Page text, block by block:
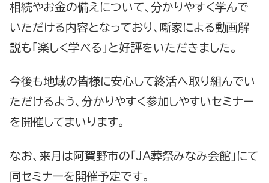
相続やお金の備えについて、分かりやすく学んで
いただける内容となっており、噺家による動画解
説も「楽しく学べる」と好評をいただきました。
今後も地域の皆様に安心して終活へ取り組んでい
ただけるよう、分かりやすく参加しやすいセミナー
を開催してまいります。
なお、来月は阿賀野市の「JA葬祭みなみ会館」にて
同セミナーを開催予定です。